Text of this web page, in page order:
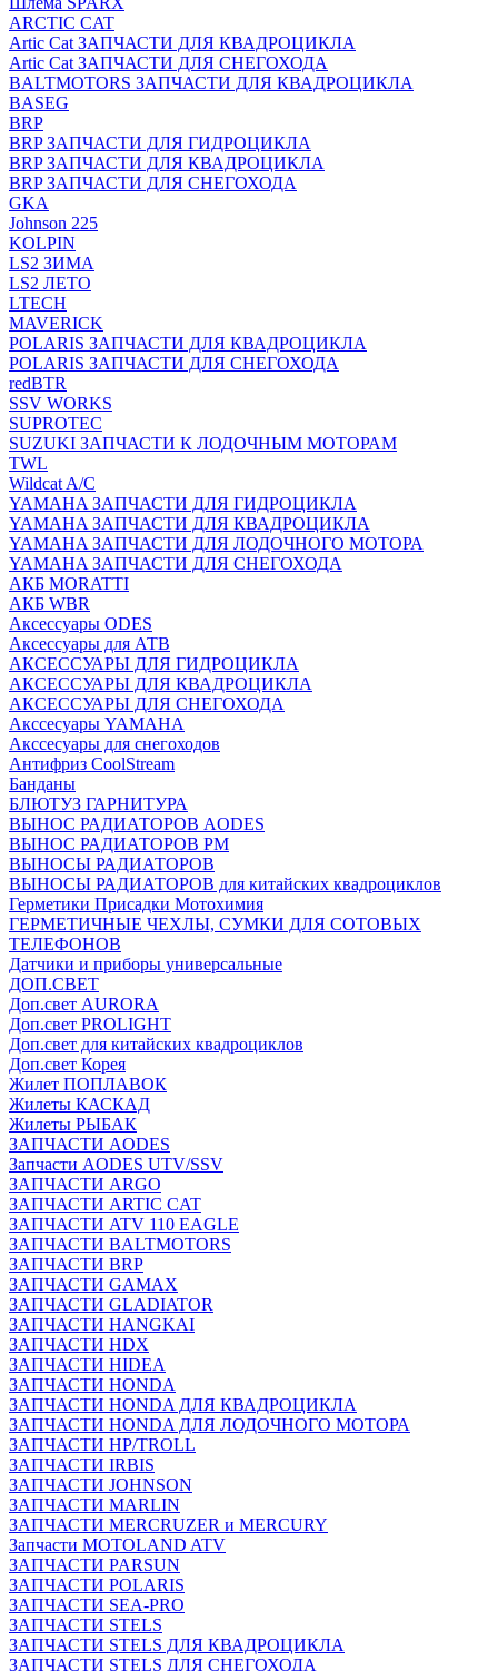
ARCTIC CAT
Artic Cat ЗАПЧАСТИ ДЛЯ КВАДРОЦИКЛА
Artic Cat ЗАПЧАСТИ ДЛЯ СНЕГОХОДА
BALTMOTORS ЗАПЧАСТИ ДЛЯ КВАДРОЦИКЛА
BASEG
BRP
BRP ЗАПЧАСТИ ДЛЯ ГИДРОЦИКЛА
BRP ЗАПЧАСТИ ДЛЯ КВАДРОЦИКЛА
BRP ЗАПЧАСТИ ДЛЯ СНЕГОХОДА
GKA
Johnson 225
KOLPIN
LS2 ЗИМА
LS2 ЛЕТО
LTECH
MAVERICK
POLARIS ЗАПЧАСТИ ДЛЯ КВАДРОЦИКЛА
POLARIS ЗАПЧАСТИ ДЛЯ СНЕГОХОДА
redBTR
SSV WORKS
SUPROTEC
SUZUKI ЗАПЧАСТИ К ЛОДОЧНЫМ МОТОРАМ
TWL
Wildcat A/C
YAMAHA ЗАПЧАСТИ ДЛЯ ГИДРОЦИКЛА
YAMAHA ЗАПЧАСТИ ДЛЯ КВАДРОЦИКЛА
YAMAHA ЗАПЧАСТИ ДЛЯ ЛОДОЧНОГО МОТОРА
YAMAHA ЗАПЧАСТИ ДЛЯ СНЕГОХОДА
АКБ MORATTI
АКБ WBR
Аксессуары ODES
Аксессуары для АТВ
АКСЕССУАРЫ ДЛЯ ГИДРОЦИКЛА
АКСЕССУАРЫ ДЛЯ КВАДРОЦИКЛА
АКСЕССУАРЫ ДЛЯ СНЕГОХОДА
Акссесуары YAMAHA
Акссесуары для снегоходов
Антифриз CoolStream
Банданы
БЛЮТУЗ ГАРНИТУРА
ВЫНОС РАДИАТОРОВ AODES
ВЫНОС РАДИАТОРОВ РМ
ВЫНОСЫ РАДИАТОРОВ
ВЫНОСЫ РАДИАТОРОВ для китайских квадроциклов
Герметики Присадки Мотохимия
ГЕРМЕТИЧНЫЕ ЧЕХЛЫ, СУМКИ ДЛЯ СОТОВЫХ
ТЕЛЕФОНОВ
Датчики и приборы универсальные
ДОП.СВЕТ
Доп.свет AURORA
Доп.свет PROLIGHT
Доп.свет для китайских квадроциклов
Доп.свет Корея
Жилет ПОПЛАВОК
Жилеты КАСКАД
Жилеты РЫБАК
ЗАПЧАСТИ AODES
Запчасти AODES UTV/SSV
ЗАПЧАСТИ ARGO
ЗАПЧАСТИ ARTIC CAT
ЗАПЧАСТИ ATV 110 EAGLE
ЗАПЧАСТИ BALTMOTORS
ЗАПЧАСТИ BRP
ЗАПЧАСТИ GAMAX
ЗАПЧАСТИ GLADIATOR
ЗАПЧАСТИ HANGKAI
ЗАПЧАСТИ HDX
ЗАПЧАСТИ HIDEA
ЗАПЧАСТИ HONDA
ЗАПЧАСТИ HONDA ДЛЯ КВАДРОЦИКЛА
ЗАПЧАСТИ HONDA ДЛЯ ЛОДОЧНОГО МОТОРА
ЗАПЧАСТИ HP/TROLL
ЗАПЧАСТИ IRBIS
ЗАПЧАСТИ JOHNSON
ЗАПЧАСТИ MARLIN
ЗАПЧАСТИ MERCRUZER и MERCURY
Запчасти MOTOLAND ATV
ЗАПЧАСТИ PARSUN
ЗАПЧАСТИ POLARIS
ЗАПЧАСТИ SEA-PRO
ЗАПЧАСТИ STELS
ЗАПЧАСТИ STELS ДЛЯ КВАДРОЦИКЛА
ЗАПЧАСТИ STELS ДЛЯ СНЕГОХОДА